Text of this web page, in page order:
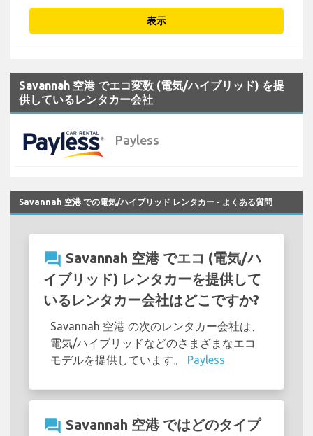
表示
Savannah 空港 でエコ変数 (電気/ハイブリッド) を提
供しているレンタカー会社
Payless
Savannah 空港 での電気/ハイブリッド レンタカー - よくある質問
question_answer Savannah 空港 でエコ (電気/ハ
イブリッド) レンタカーを提供して
いるレンタカー会社はどこですか?
Savannah 空港 の次のレンタカー会社は、
電気/ハイブリッドなどのさまざまなエコ
モデルを提供しています。 Payless
question_answer Savannah 空港 ではどのタイプ